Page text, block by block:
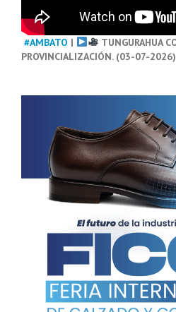
#AMBATO |
TUNGURAHUA
PROVINCIALIZACIÓN. (03-07-2026)